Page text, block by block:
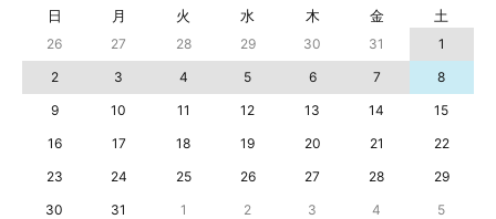
日 月 火 水 木 金 土
26 27 28 29 30 31
1
2
3 4 5 6 7
8
9
10 11 12 13 14
15
16
17 18 19 20 21
22
23
24 25 26 27 28
29
30
31 1 2 3 4 5